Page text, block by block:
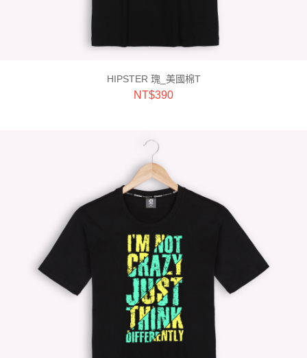
HIPSTER 瑰_美國棉T
NT$390